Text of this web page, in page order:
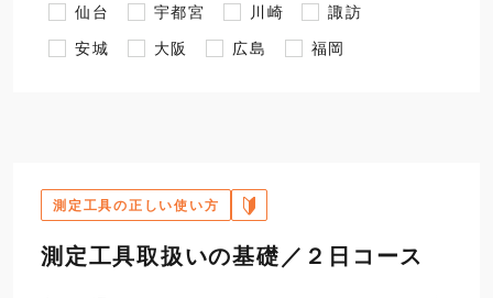
仙台 宇都宮 川崎
諏訪
安城
大阪 広島 福岡
測定工具の正しい使い方
測定工具取扱いの基礎／２日コース